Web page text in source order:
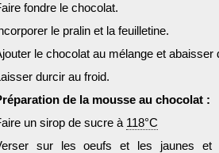
fondre le chocolat.
le pralin et la feuilletine.
le chocolat au mélange et
durcir au froid.
de la mousse au chocolat :
un sirop de sucre à 118°C
sur les oeufs et les jaunes et